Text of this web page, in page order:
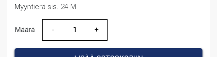
Myyntierä sis. 24 M
Määrä
Määrä